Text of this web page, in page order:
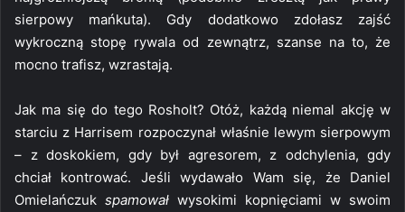
sierpowy mańkuta). Gdy dodatkowo zdołasz zajść
wykroczną stopę rywala od zewnątrz, szanse na to, że
mocno trafisz, wzrastają.
Jak ma się do tego Rosholt? Otóż, każdą niemal akcję w
starciu z Harrisem rozpoczynał właśnie lewym sierpowym
– z doskokiem, gdy był agresorem, z odchylenia, gdy
chciał kontrować. Jeśli wydawało Wam się, że Daniel
Omielańczuk spamował wysokimi kopnięciami w swoim